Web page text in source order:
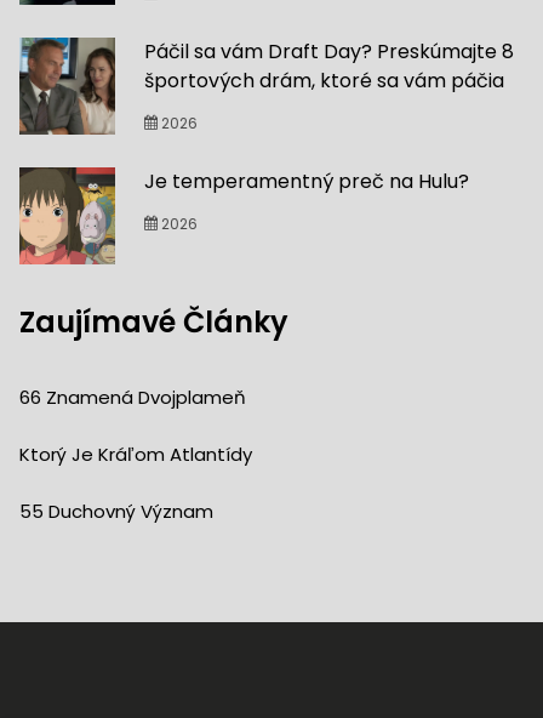
Páčil sa vám Draft Day? Preskúmajte 8
športových drám, ktoré sa vám páčia
2026
Je temperamentný preč na Hulu?
2026
Zaujímavé Články
66 Znamená Dvojplameň
Ktorý Je Kráľom Atlantídy
55 Duchovný Význam